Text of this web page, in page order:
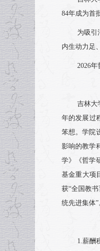
84年成为首
为吸引
内生动力足
2026
吉林大
年的发展过
笨想。学院
影响的教学
学》《哲学
基金重大项
获“全国教
统先进集体”
1.薪酬